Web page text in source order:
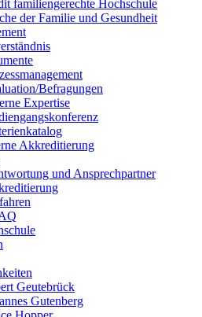
familiengerechte Hochschule
der Familie und Gesundheit
Befragungen
Expertise
Akkreditierung
und Ansprechpartner
Geutebrück
Gutenberg